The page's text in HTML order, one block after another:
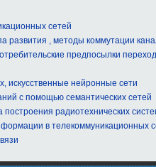
сетей
развития , методы коммутации
предпосылки
искусственные нейронные сети
с помощью семантических сетей
построения радиотехнических
в телекоммуникационных